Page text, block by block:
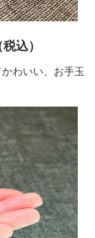
込）
わいい、お手玉